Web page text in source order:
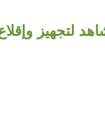
لتجهيز